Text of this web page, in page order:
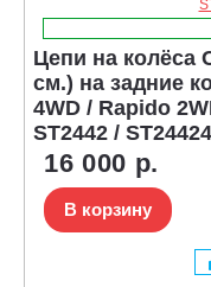
Цепи на колёса
см.) на задние
4WD / Rapido
ST2442 /
16 000 р.
В корзину